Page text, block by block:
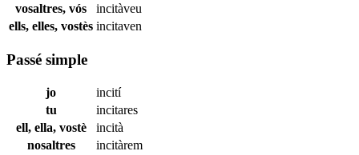
vosaltres, vós
incitàveu
ells, elles, vostès incitaven
Passé simple
jo
incití
tu
incitares
ell, ella, vostè
incità
nosaltres
incitàrem